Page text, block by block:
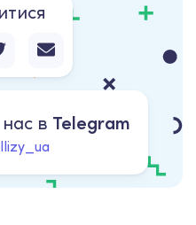
в Telegram